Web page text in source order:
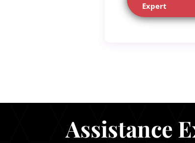
Expert
Assistance